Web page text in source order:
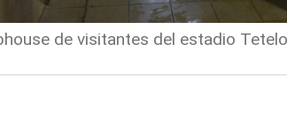
de visitantes del estadio